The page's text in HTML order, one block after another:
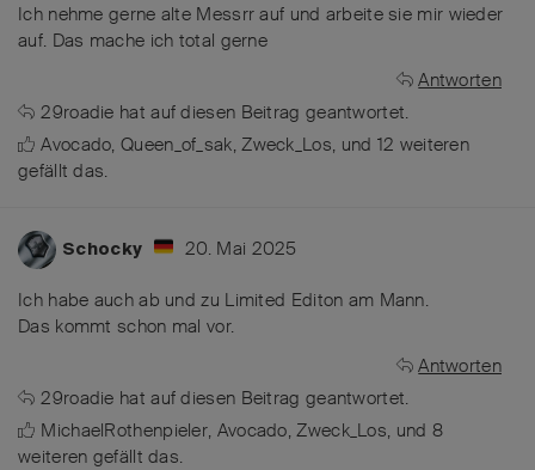
Ich nehme gerne alte Messrr auf und arbeite sie mir wieder
auf. Das mache ich total gerne
Antworten
29roadie hat auf diesen Beitrag geantwortet.
Avocado,Queen_of_sak,Zweck_Los, und 12 weiteren
gefällt das.
Schocky 20. Mai 2025
Ich habe auch ab und zu Limited Editon am Mann.
Das kommt schon mal vor.
Antworten
29roadie hat auf diesen Beitrag geantwortet.
MichaelRothenpieler, Avocado,Zweck_Los, und 8
weiteren gefällt das.